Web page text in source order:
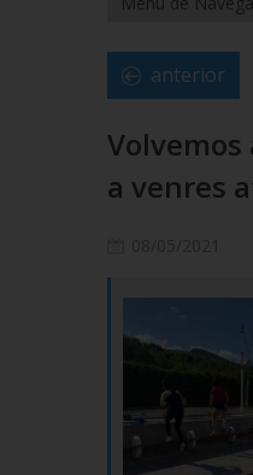
anterior
a venres